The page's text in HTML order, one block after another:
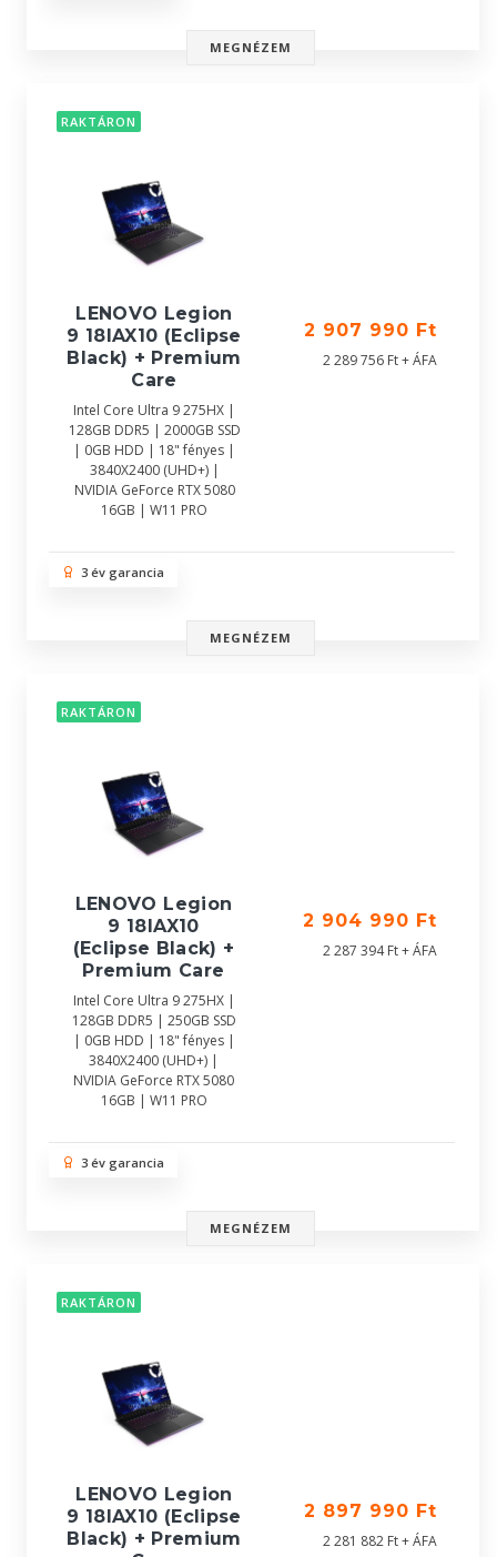
MEGNÉZEM
RAKTÁRON
LENOVO Legion
9 18IAX10 (Eclipse
Black) + Premium
Care
Intel Core Ultra 9 275HX |
128GB DDR5 | 2000GB SSD
| 0GB HDD | 18" fényes |
3840X2400 (UHD+) |
NVIDIA GeForce RTX 5080
16GB | W11 PRO
2 907 990 Ft
2 289 756 Ft + ÁFA
3 év garancia
MEGNÉZEM
RAKTÁRON
LENOVO Legion
9 18IAX10
(Eclipse Black) +
Premium Care
Intel Core Ultra 9 275HX |
128GB DDR5 | 250GB SSD
| 0GB HDD | 18" fényes |
3840X2400 (UHD+) |
NVIDIA GeForce RTX 5080
16GB | W11 PRO
2 904 990 Ft
2 287 394 Ft + ÁFA
3 év garancia
MEGNÉZEM
RAKTÁRON
LENOVO Legion
9 18IAX10 (Eclipse
Black) + Premium
2 897 990 Ft
2 281 882 Ft + ÁFA